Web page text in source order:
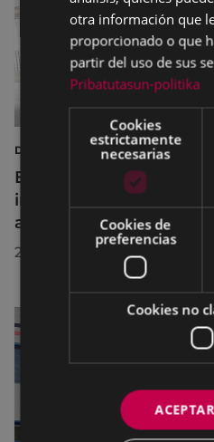
DEPORTES
Eibar adapta los
instalaciones
agosto para realizar
29/07/2026
otra información que
proporcionado o que
partir del uso de sus
Pribatutasun-politika
Cookies
estrictamente
necesarias
Cookies de
preferencias
Cookies no